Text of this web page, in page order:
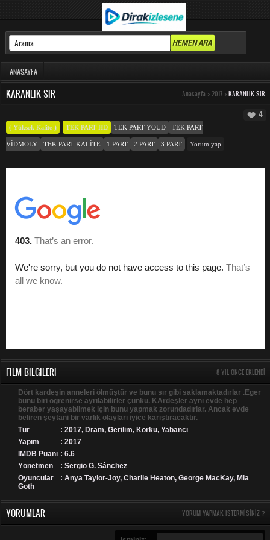
ANASAYFA
KARANLIK SIR Anasayfa > 2017 > KARANLIK SIR
4
( Yüksek Kalite ) TEK PART HD TEK PART YOUD TEK PART
VIDMOLY TEK PART KALITE 1.PART 2.PART 3.PART Yorum yap
FILM BILGILERI 8 YIL ÖNCE EKLENDI
Dört kardeşin anneleri ölmüştür ve bunu sır gibi saklamaktadırlar .Eger
bunu biri ögrenirse ayrılabilirler çünkü. KArdeşler aynı evde hep
beraber yaşayabilmek için bunu yapmak zorundadırlar. Ancak evde
beliren şeytani bir varlık olayları iyice karıştıracaktır.
Tür
: 2017, Dram, Gerilim, Korku, Yabancı
Yapım
: 2017
IMDB Puanı : 6.6
Yönetmen
: Sergio G. Sánchez
Oyuncular
: Anya Taylor-Joy, Charlie Heaton, George MacKay, Mia
Goth
YORUMLAR YORUM YAPMAK ISTERMISINIZ ?